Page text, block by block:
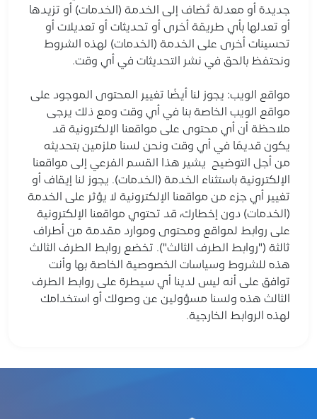
جديدة أو معدلة تُضاف إلى الخدمة (الخدمات) أو تزيدها
أو تعدلها بأي طريقة أخرى أو تحديثات أو تعديلات أو
تحسينات أخرى على الخدمة (الخدمات) لهذه الشروط
ونحتفظ بالحق في نشر التحديثات في أي وقت.
مواقع الويب: يجوز لنا أيضًا تغيير المحتوى الموجود على
مواقع الويب الخاصة بنا في أي وقت ومع ذلك يرجى
ملاحظة أن أي محتوى على مواقعنا الإلكترونية قد
يكون قديمًا في أي وقت ونحن لسنا ملزمين بتحديثه
من أجل التوضيح يشير هذا القسم الفرعي إلى مواقعنا
الإلكترونية باستثناء الخدمة (الخدمات). يجوز لنا إيقاف أو
تغيير أي جزء من مواقعنا الإلكترونية لا يؤثر على الخدمة
(الخدمات) دون إخطارك، قد تحتوي مواقعنا الإلكترونية
على روابط لمواقع ومحتوى وموارد مقدمة من أطراف
ثالثة ("روابط الطرف الثالث"). تخضع روابط الطرف الثالث
هذه للشروط وسياسات الخصوصية الخاصة بها وأنت
توافق على أنه ليس لدينا أي سيطرة على روابط الطرف
الثالث هذه ولسنا مسؤولين عن وصولك أو استخدامك
لهذه الروابط الخارجية.